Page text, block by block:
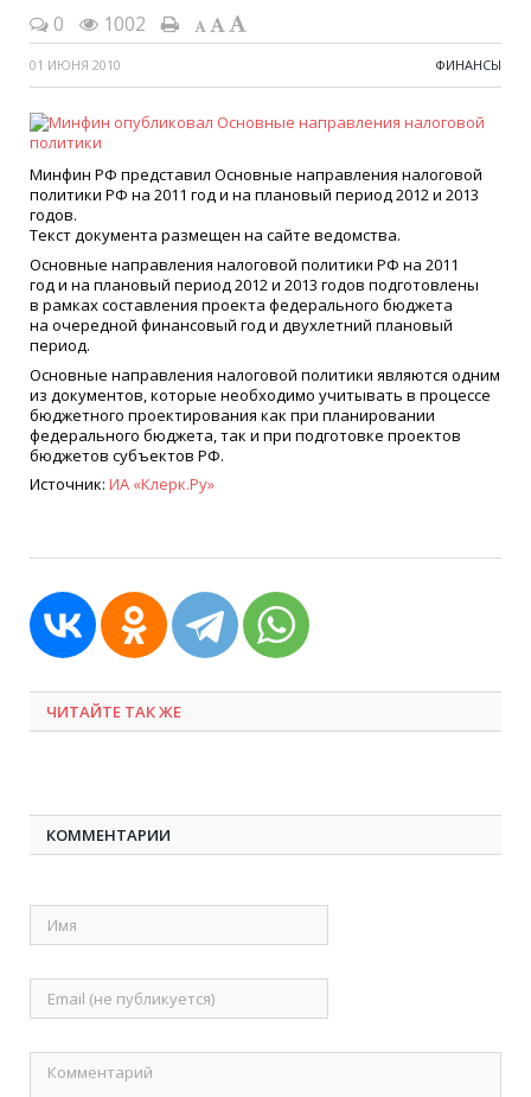
0 1002
01 ИЮНЯ 2010 ФИНАНСЫ
Минфин РФ представил Основные направления налоговой
политики РФ на 2011 год и на плановый период 2012 и 2013
годов.
Текст документа размещен на сайте ведомства.
Основные направления налоговой политики РФ на 2011
год и на плановый период 2012 и 2013 годов подготовлены
в рамках составления проекта федерального бюджета
на очередной финансовый год и двухлетний плановый
период.
Основные направления налоговой политики являются одним
из документов, которые необходимо учитывать в процессе
бюджетного проектирования как при планировании
федерального бюджета, так и при подготовке проектов
бюджетов субъектов РФ.
Источник: ИА «Клерк.Ру»
ЧИТАЙТЕ ТАК ЖЕ
КОММЕНТАРИИ